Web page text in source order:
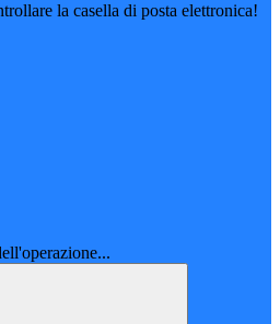
la casella di posta elettronica!